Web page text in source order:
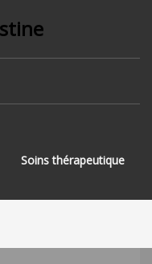
Soins thérapeutique